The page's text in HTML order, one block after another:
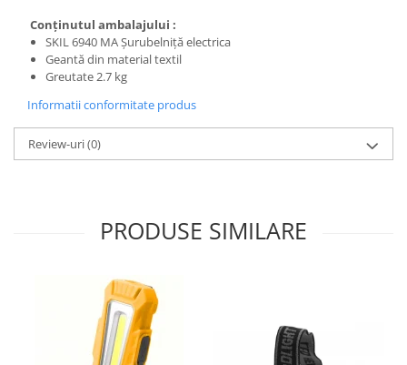
Conţinutul ambalajului :
SKIL 6940 MA Şurubelniţă electrica
Geantă din material textil
Greutate 2.7 kg
Informatii conformitate produs
Review-uri(0)
PRODUSE SIMILARE